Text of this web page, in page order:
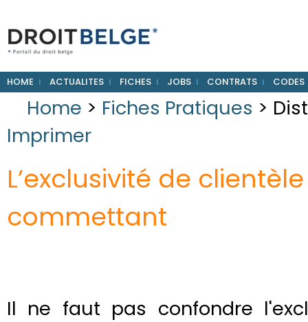
HOME ACTUALITES FICHES JOBS CONTRATS CODES
Home > Fiches Pratiques >
Imprimer
L’exclusivité de
commettant
Il ne faut pas confondre